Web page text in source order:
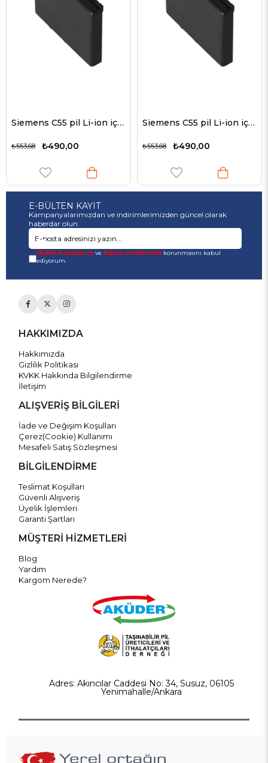
Siemens C55 pil Li-ion için uygun AccuCell pil
₺490,00
₺553,68
Siemens C55 pil Li-ion için uygun AccuCell pil
₺490,00
₺553,68
E-BÜLTEN KAYIT
Kampanyalarımızdan ve indirimlerimizden güncel olarak
haberdar olun.
Üyelik koşullarınıve kişisel verileriminkorunmasını kabul
ediyorum.
HAKKIMIZDA
Hakkımızda
Gizlilik Politikası
KVKK Hakkında Bilgilendirme
İletişim
ALIŞVERİŞ BİLGİLERİ
İade ve Değişim Koşulları
Çerez(Cookie) Kullanımı
Mesafeli Satış Sözleşmesi
BİLGİLENDİRME
Teslimat Koşulları
Güvenli Alışveriş
Üyelik İşlemleri
Garanti Şartları
MÜŞTERİ HİZMETLERİ
Blog
Yardım
Kargom Nerede?
Adres: Akıncılar Caddesi No: 34, Susuz, 06105
Yenimahalle/Ankara